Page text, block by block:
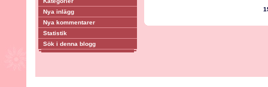
Nya inlägg
Nya kommentarer
Statistik
Sök i denna blogg